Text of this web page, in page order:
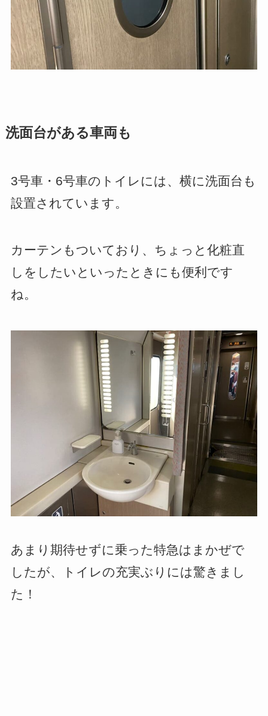
洗面台がある車両も
3号車・6号車のトイレには、横に洗面台も
設置されています。
カーテンもついており、ちょっと化粧直
しをしたいといったときにも便利です
ね。
あまり期待せずに乗った特急はまかぜで
したが、トイレの充実ぶりには驚きまし
た！